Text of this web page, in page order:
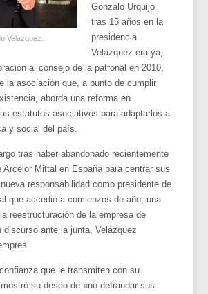
Velázquez.
Gonzalo Urquijo
tras 15 años en la
presidencia.
Velázquez era ya,
al consejo de la patronal en 2010,
la asociación que, a punto de cumplir
aborda una reforma en
estatutos asociativos para adaptarlos a
y social del país.
tras haber abandonado recientemente
Arcelor Mittal en España para centrar sus
responsabilidad como presidente de
que accedió a comienzos de año, una
reestructuración de la empresa de
discurso ante la junta, Velázquez
que le transmiten con su
su deseo de «no defraudar sus